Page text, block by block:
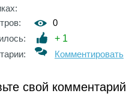
0
+ 1
Комментировать
свой комментарий